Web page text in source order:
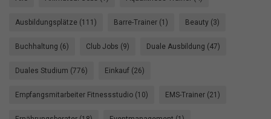
Ausbildungsplätze (111) Barre-Trainer (1) Beauty (3)
Buchhaltung (6) Club Jobs (9) Duale Ausbildung (47)
Duales Studium (776) Einkauf (26)
Empfangsmitarbeiter Fitnessstudio (10) EMS-Trainer (21)